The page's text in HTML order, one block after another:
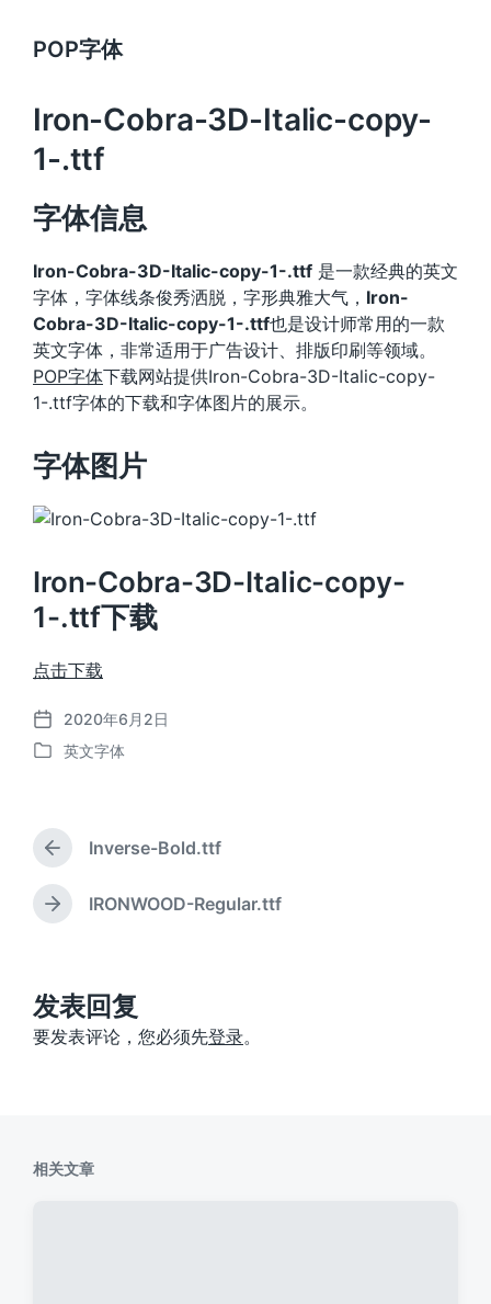
POP字体
Iron-Cobra-3D-Italic-copy-
1-.ttf
字体信息
Iron-Cobra-3D-Italic-copy-1-.ttf 是一款经典的英文
字体，字体线条俊秀洒脱，字形典雅大气， Iron-
Cobra-3D-Italic-copy-1-.ttf也是设计师常用的一款
英文字体，非常适用于广告设计、排版印刷等领域。
POP字体下载网站提供Iron-Cobra-3D-Italic-copy-
1-.ttf字体的下载和字体图片的展示。
字体图片
Iron-Cobra-3D-Italic-copy-
1-.ttf下载
点击下载
发
布
2020年6月2日
发
英文字体
上
篇
文
章
Inverse-Bold.ttf
下
：
IRONWOOD-Regular.ttf
发表回复
要发表评论，您必须先登录。
相关文章